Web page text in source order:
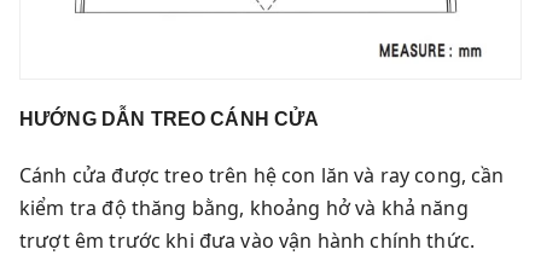
HƯỚNG DẪN TREO CÁNH CỬA
Cánh cửa được treo trên hệ con lăn và ray cong, cần
kiểm tra độ thăng bằng, khoảng hở và khả năng
trượt êm trước khi đưa vào vận hành chính thức.